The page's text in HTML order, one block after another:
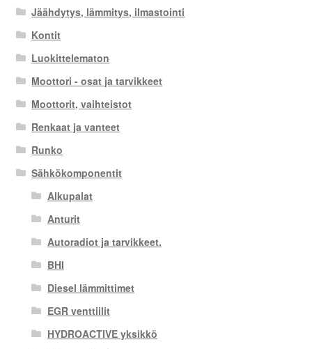
Jäähdytys, lämmitys, ilmastointi
Kontit
Luokittelematon
Moottori - osat ja tarvikkeet
Moottorit, vaihteistot
Renkaat ja vanteet
Runko
Sähkökomponentit
Alkupalat
Anturit
Autoradiot ja tarvikkeet.
BHI
Diesel lämmittimet
EGR venttiilit
HYDROACTIVE yksikkö